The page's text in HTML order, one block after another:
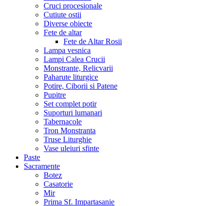
Cruci procesionale
Cutiute ostii
Diverse obiecte
Fete de altar
Fete de Altar Rosii
Lampa vesnica
Lampi Calea Crucii
Monstrante, Relicvarii
Paharute liturgice
Potire, Ciborii si Patene
Pupitre
Set complet potir
Suporturi lumanari
Tabernacole
Tron Monstranta
Truse Liturghie
Vase uleiuri sfinte
Paste
Sacramente
Botez
Casatorie
Mir
Prima Sf. Impartasanie